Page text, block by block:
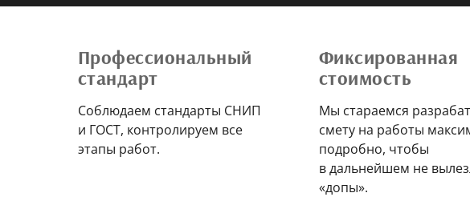
Профессиональный
стандарт
Соблюдаем стандарты СНИП
и ГОСТ, контролируем все
этапы работ.
Фиксированная
стоимость
Мы стараемся
смету на работы
подробно, чтобы
в дальнейшем не
«допы».